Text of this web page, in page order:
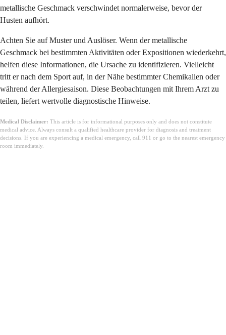
metallische Geschmack verschwindet normalerweise, bevor der
Husten aufhört.
Achten Sie auf Muster und Auslöser. Wenn der metallische
Geschmack bei bestimmten Aktivitäten oder Expositionen wiederkehrt,
helfen diese Informationen, die Ursache zu identifizieren. Vielleicht
tritt er nach dem Sport auf, in der Nähe bestimmter Chemikalien oder
während der Allergiesaison. Diese Beobachtungen mit Ihrem Arzt zu
teilen, liefert wertvolle diagnostische Hinweise.
Medical Disclaimer: This article is for informational purposes only and does not constitute
medical advice. Always consult a qualified healthcare provider for diagnosis and treatment
decisions. If you are experiencing a medical emergency, call 911 or go to the nearest emergency
room immediately.